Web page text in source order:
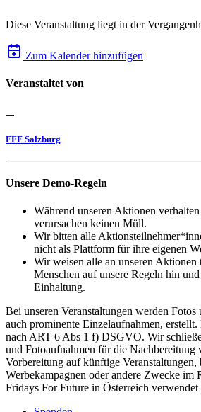
Diese Veranstaltung liegt in der
Zum Kalender hinzufügen
Veranstaltet von
FFF Salzburg
Unsere Demo-Regeln
Während unseren Aktionen
verursachen keinen Müll.
Wir bitten alle
nicht als Plattform für ihre eigenen
Wir weisen alle an unseren Aktionen
Menschen auf unsere Regeln hin
Einhaltung.
Bei unseren Veranstaltungen werden Fotos
auch prominente Einzelaufnahmen,
nach ART 6 Abs 1 f) DSGVO. Wir
und Fotoaufnahmen für die Nachbereitung
Vorbereitung auf künftige Veranstaltungen,
Werbekampagnen oder andere Zwecke im
Fridays For Future in Österreich verwendet